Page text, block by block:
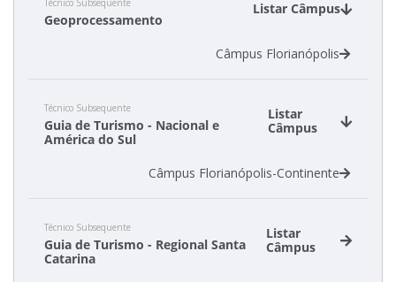
Geoprocessamento
Listar Câmpus
Câmpus Florianópolis
Técnico Subsequente
Guia de Turismo - Nacional e
América do Sul
Listar
Câmpus
Câmpus Florianópolis-Continente
Técnico Subsequente
Guia de Turismo - Regional Santa
Catarina
Listar
Câmpus